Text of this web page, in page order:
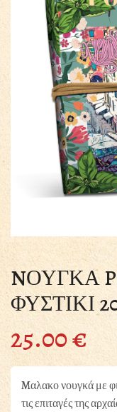
NΟΥΓΚΑ
ΦΥΣΤΙΚΙ
25.00€
Mαλακο νουγκά με
τις επιταγές της